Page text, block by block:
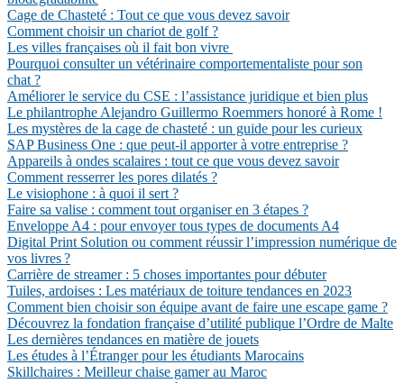
Cage de Chasteté : Tout ce que vous devez savoir
Comment choisir un chariot de golf ?
Les villes françaises où il fait bon vivre
Pourquoi consulter un vétérinaire comportementaliste pour son
chat ?
Améliorer le service du CSE : l’assistance juridique et bien plus
Le philantrophe Alejandro Guillermo Roemmers honoré à Rome !
Les mystères de la cage de chasteté : un guide pour les curieux
SAP Business One : que peut-il apporter à votre entreprise ?
Appareils à ondes scalaires : tout ce que vous devez savoir
Comment resserrer les pores dilatés ?
Le visiophone : à quoi il sert ?
Faire sa valise : comment tout organiser en 3 étapes ?
Enveloppe A4 : pour envoyer tous types de documents A4
Digital Print Solution ou comment réussir l’impression numérique de
vos livres ?
Carrière de streamer : 5 choses importantes pour débuter
Tuiles, ardoises : Les matériaux de toiture tendances en 2023
Comment bien choisir son équipe avant de faire une escape game ?
Découvrez la fondation française d’utilité publique l’Ordre de Malte
Les dernières tendances en matière de jouets
Les études à l’Étranger pour les étudiants Marocains
Skillchaires : Meilleur chaise gamer au Maroc